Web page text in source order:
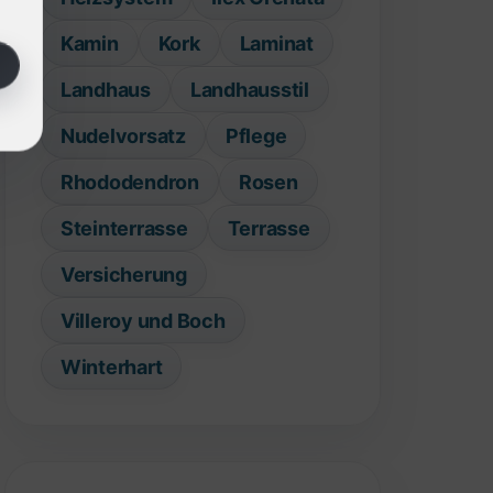
Kamin
Kork
Laminat
Landhaus
Landhausstil
Nudelvorsatz
Pflege
Rhododendron
Rosen
Steinterrasse
Terrasse
Versicherung
Villeroy und Boch
Winterhart